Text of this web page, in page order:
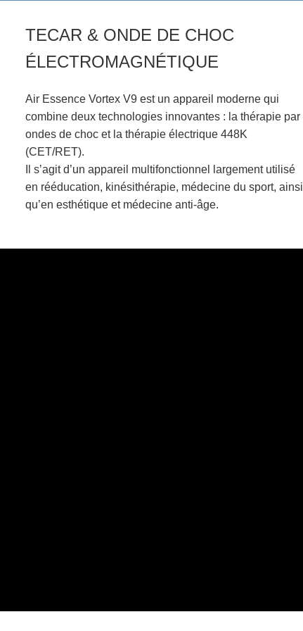
TECAR & ONDE DE CHOC
ÉLECTROMAGNÉTIQUE
Air Essence Vortex V9 est un appareil moderne qui
combine deux technologies innovantes : la thérapie par
ondes de choc et la thérapie électrique 448K
(CET/RET).
Il s’agit d’un appareil multifonctionnel largement utilisé
en rééducation, kinésithérapie, médecine du sport, ainsi
qu’en esthétique et médecine anti-âge.